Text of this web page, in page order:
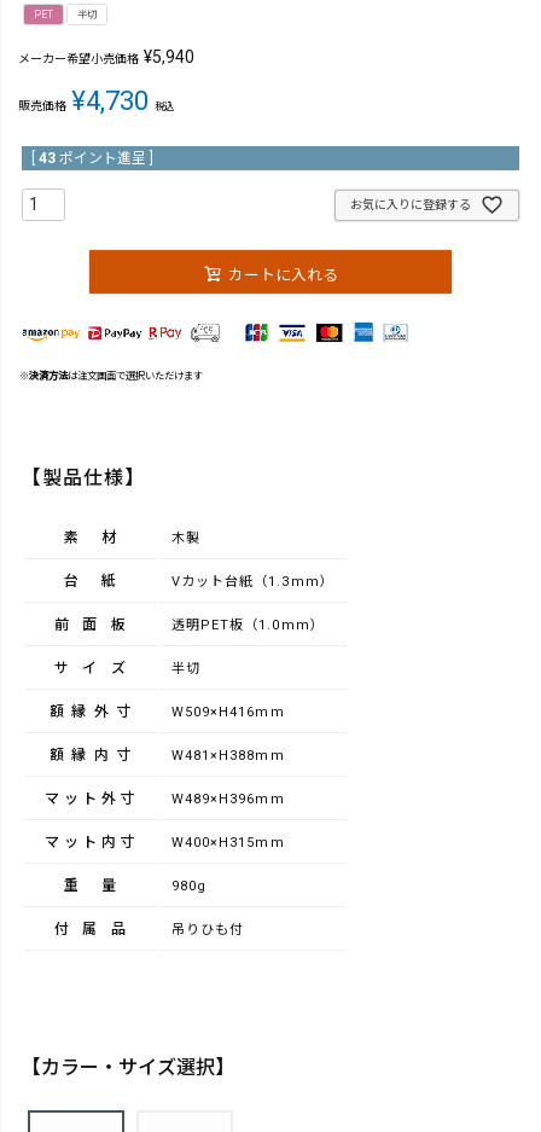
PET 半切
メーカー希望小売価格 ¥5,940
販売価格 ¥4,730 税込
43 ポイント進呈 ]
お気に入りに登録する
カートに入れる
※決済方法は注文画面で選択いただけます
【製品仕様】
素材 木製
台紙 Vカット台紙（1.3mm）
前面板 透明PET板（1.0mm）
サイズ 半切
額縁外寸 W509×H416mm
額縁内寸 W481×H388mm
マット外寸 W489×H396mm
マット内寸 W400×H315mm
重量 980g
付属品 吊りひも付
【カラー・サイズ選択】